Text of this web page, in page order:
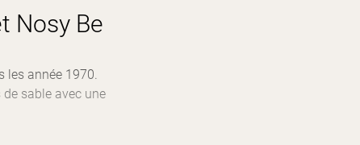
Nosy Be
les année 1970.
sable avec une